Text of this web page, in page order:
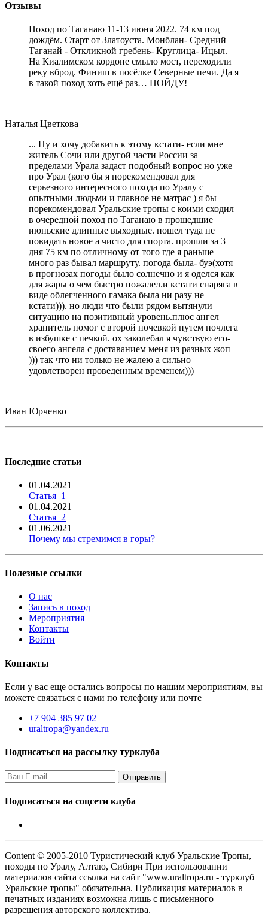
Отзывы
Поход по Таганаю 11-13 июня 2022. 74 км под
дождём. Старт от Златоуста. Монблан- Средний
Таганай - Откликной гребень- Круглица- Ицыл.
На Киалимском кордоне смыло мост, переходили
реку вброд. Финиш в посёлке Северные печи. Да я
в такой поход хоть ещё раз… ПОЙДУ!
Наталья Цветкова
... Ну и хочу добавить к этому кстати- если мне
житель Сочи или другой части России за
пределами Урала задаст подобный вопрос но уже
про Урал (кого бы я порекомендовал для
серьезного интересного похода по Уралу с
опытными людьми и главное не матрас ) я бы
порекомендовал Уральские тропы с коими сходил
в очередной поход по Таганаю в прошедшие
июньские длинные выходные. пошел туда не
повидать новое а чисто для спорта. прошли за 3
дня 75 км по отличному от того где я раньше
много раз бывал маршруту. погода была- буэ(хотя
в прогнозах погоды было солнечно и я оделся как
для жары о чем быстро пожалел.и кстати снаряга в
виде облегченного гамака была ни разу не
кстати))). но люди что были рядом вытянули
ситуацию на позитивный уровень.плюс ангел
хранитель помог с второй ночевкой путем ночлега
в избушке с печкой. ох заколебал я чувствую его-
своего ангела с доставанием меня из разных жоп
))) так что ни только не жалею а сильно
удовлетворен проведенным временем)))
Иван Юрченко
Последние статьи
01.04.2021
Статья_1
01.04.2021
Статья_2
01.06.2021
Почему мы стремимся в горы?
Полезные ссылки
О нас
Запись в поход
Мероприятия
Контакты
Войти
Контакты
Если у вас еще остались вопросы по нашим мероприятиям, вы
можете связаться с нами по телефону или почте
+7 904 385 97 02
uraltropa@yandex.ru
Подписаться на рассылку турклуба
Подписаться на соцсети клуба
Content © 2005-2010 Туристический клуб Уральские Тропы,
походы по Уралу, Алтаю, Сибири При использовании
материалов сайта ссылка на сайт "www.uraltropa.ru - турклуб
Уральские тропы" обязательна. Публикация материалов в
печатных изданиях возможна лишь с письменного
разрешения авторского коллектива.